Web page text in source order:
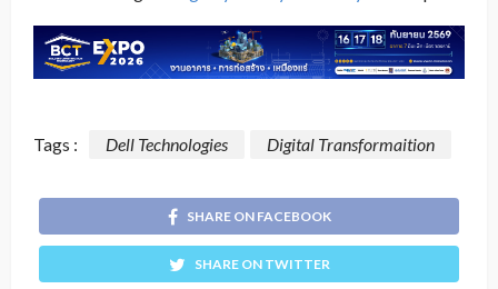
Tags : Dell Technologies Digital Transformaition
SHARE ON FACEBOOK
SHARE ON TWITTER